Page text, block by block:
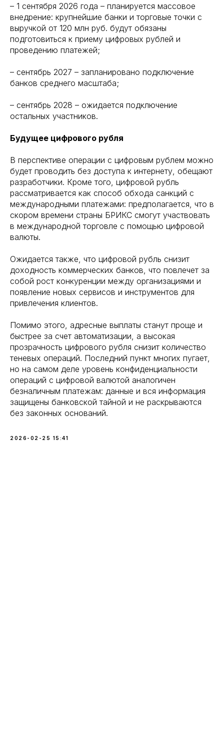
– 1 сентября 2026 года – планируется массовое
внедрение: крупнейшие банки и торговые точки с
выручкой от 120 млн руб. будут обязаны
подготовиться к приему цифровых рублей и
проведению платежей;
– сентябрь 2027 – запланировано подключение
банков среднего масштаба;
– сентябрь 2028 – ожидается подключение
остальных участников.
Будущее цифрового рубля
В перспективе операции с цифровым рублем можно
будет проводить без доступа к интернету, обещают
разработчики. Кроме того, цифровой рубль
рассматривается как способ обхода санкций с
международными платежами: предполагается, что в
скором времени страны БРИКС смогут участвовать
в международной торговле с помощью цифровой
валюты.
Ожидается также, что цифровой рубль снизит
доходность коммерческих банков, что повлечет за
собой рост конкуренции между организациями и
появление новых сервисов и инструментов для
привлечения клиентов.
Помимо этого, адресные выплаты станут проще и
быстрее за счет автоматизации, а высокая
прозрачность цифрового рубля снизит количество
теневых операций. Последний пункт многих пугает,
но на самом деле уровень конфиденциальности
операций с цифровой валютой аналогичен
безналичным платежам: данные и вся информация
защищены банковской тайной и не раскрываются
без законных оснований.
2026-02-25 15:41